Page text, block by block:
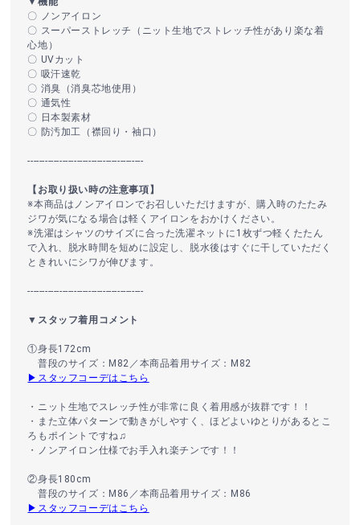
〇 ノンアイロン
〇 スーパーストレッチ（ニット生地でストレッチ性があり楽な着
心地）
〇 UVカット
〇 吸汗速乾
〇 消臭（消臭芯地使用）
〇 通気性
〇 日本製素材
〇 防汚加工（襟回り・袖口）
----------------------------------------
【お取り扱い時の注意事項】
※本商品はノンアイロンでお召しいただけますが、購入時のたたみ
ジワが気になる場合は軽くアイロンをおかけください。
※洗濯はシャツのサイズに合った洗濯ネットに1枚ずつ軽くたたん
で入れ、脱水時間を短めに設定し、脱水後はすぐに干していただく
ときれいにシワが伸びます。
----------------------------------------
▼スタッフ着用コメント
①身長172cm
普段のサイズ：M82／本商品着用サイズ：M82
▶スタッフコーデはこちら
・ニット生地でスレッチ性が非常に良く着用感が抜群です！！
・また立体パターンで動きがしやすく、ほどよいゆとりがあるとこ
ろもポイントですね♫
・ノンアイロン仕様でお手入れ楽チンです！！
②身長180cm
普段のサイズ：M86／本商品着用サイズ：M86
▶スタッフコーデはこちら